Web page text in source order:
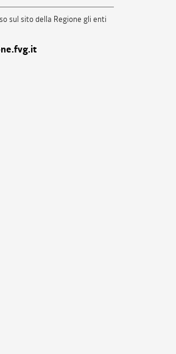
sul sito della Regione gli enti